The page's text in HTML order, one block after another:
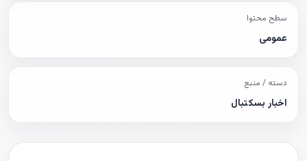
سطح محتوا
عمومی
دسته / منبع
اخبار بسکتبال